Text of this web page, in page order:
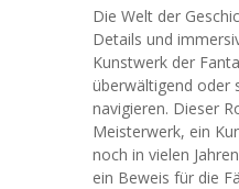
Die Welt der
Details und
Kunstwerk der
überwältigend oder
navigieren. Dieser
Meisterwerk, ein
noch in vielen
ein Beweis für die